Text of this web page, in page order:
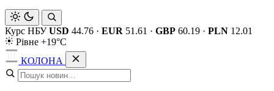
Курс НБУ USD 44.76 · EUR 51.61 · GBP 60.19 · PLN 12.01
Рівне +19°C
КОЛОНА